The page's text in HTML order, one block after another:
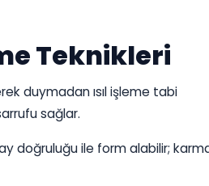
Teknikleri
duymadan ısıl işleme tabi
sağlar.
doğruluğu ile form alabilir;